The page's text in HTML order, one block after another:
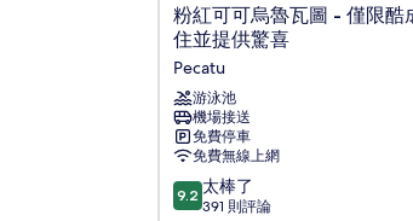
粉
紅
可
可
烏
魯
瓦
圖
-
僅
粉紅可可烏魯瓦圖 - 僅限酷
住並提供驚喜
Pecatu
游泳池
機場接送
免費停車
免費無線上網
9.2
分，
9.2 太棒了
391 則評論